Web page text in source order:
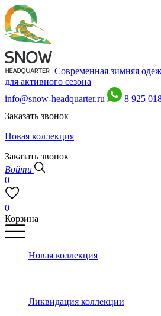
Современная зимняя
для активного сезона
info@snow-headquarter.ru
8 925
Заказать звонок
Новая коллекция
Заказать звонок
Войти
0
0
Корзина
Новая коллекция
Ликвидация коллекции